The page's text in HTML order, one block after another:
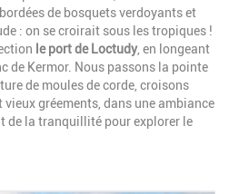
de bosquets verdoyants et
: on se croirait sous les tropiques !
le port de Loctudy, en longeant
de Kermor. Nous passons la pointe
de moules de corde, croisons
gréements, dans une ambiance
de la tranquillité pour explorer le